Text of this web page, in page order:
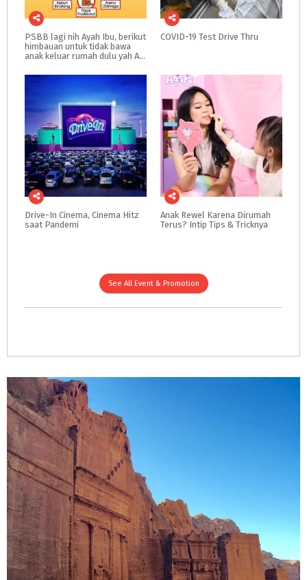
PSBB lagi nih Ayah Ibu, berikut
himbauan untuk tidak bawa
anak keluar rumah dulu yah Ayah Ibu
COVID-19 Test Drive Thru
Drive-In Cinema, Cinema Hitz
saat Pandemi
Anak Rewel Karena Dirumah
Terus? Intip Tips & Tricknya
See All Event & Promotion